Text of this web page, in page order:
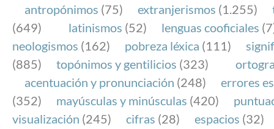
antropónimos (75) extranjerismos (1.255)
(649)
latinismos (52) lenguas cooficiales
neologismos (162) pobreza léxica (111)
(885)
topónimos y gentilicios (323)
acentuación y pronunciación (248)
errores
(352)
mayúsculas y minúsculas (420)
visualización (245) cifras (28) espacios (32)